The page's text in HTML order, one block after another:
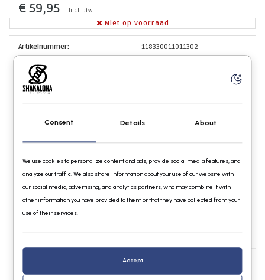
€ 59,95 Incl. btw
Niet op voorraad
Artikelnummer:
118330011011302
Maak een keuze:
Info Reviews
0
Consent Details About
We use cookies to personalize content and ads, provide social media features, and
analyze our traffic. We also share information about your use of our website with
our social media, advertising, and analytics partners, who may combine it with
other information you have provided to them or that they have collected from your
use of their services.
Accept